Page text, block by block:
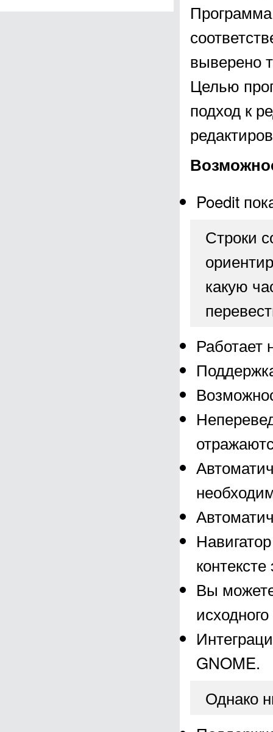
выверено
Целью
подход к
Poedit
Строки
какую
Работает
Вы
GNOME.
Однако